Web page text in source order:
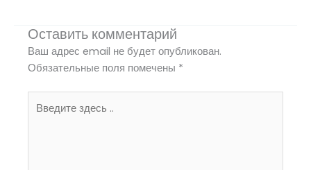
Оставить комментарий
Ваш адрес email не будет опубликован.
Обязательные поля помечены *
здесь